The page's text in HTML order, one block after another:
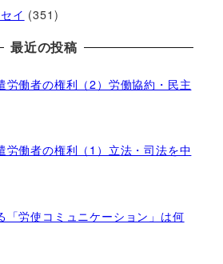
イ (351)
最近の投稿
労働者の権利（2）労働協約・民主
労働者の権利（1）立法・司法を中
「労使コミュニケーション」は何